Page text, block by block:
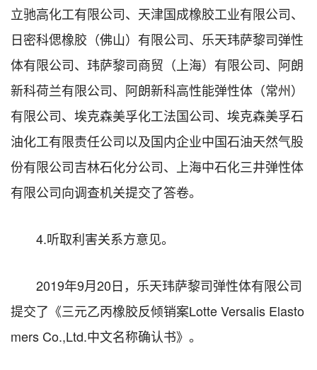
立驰高化工有限公司、天津国成橡胶工业有限公司、
日密科偲橡胶（佛山）有限公司、乐天玮萨黎司弹性
体有限公司、玮萨黎司商贸（上海）有限公司、阿朗
新科荷兰有限公司、阿朗新科高性能弹性体（常州）
有限公司、埃克森美孚化工法国公司、埃克森美孚石
油化工有限责任公司以及国内企业中国石油天然气股
份有限公司吉林石化分公司、上海中石化三井弹性体
有限公司向调查机关提交了答卷。
4.听取利害关系方意见。
2019年9月20日，乐天玮萨黎司弹性体有限公司
提交了《三元乙丙橡胶反倾销案Lotte Versalis Elasto
mers Co.,Ltd.中文名称确认书》。